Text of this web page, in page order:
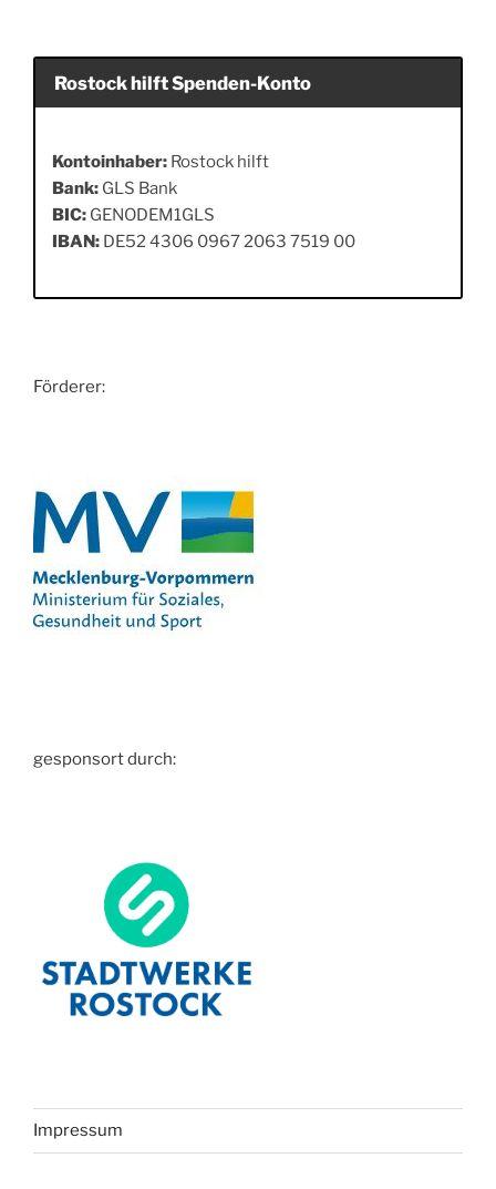
Rostock hilft Spenden-Konto
Kontoinhaber: Rostock hilft
Bank: GLS Bank
BIC: GENODEM1GLS
IBAN: DE52 4306 0967 2063 7519 00
Förderer:
gesponsort durch:
Impressum